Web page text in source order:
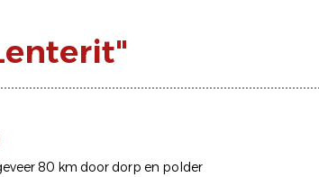
80 km door dorp en polder